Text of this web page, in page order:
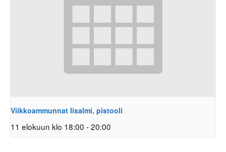
Viikkoammunnat Iisalmi, pistooli
11 elokuun klo 18:00 -20:00